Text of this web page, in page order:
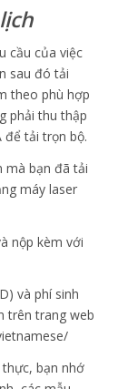
cầu của việc
sau đó tải
theo phù hợp
phải thu thập
để tải trọn bộ.
bạn đã tải
máy laser
nộp kèm với
và phí sinh
trên trang web
bạn nhớ